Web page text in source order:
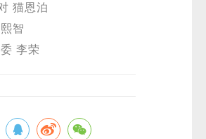
猫恩泊
智
李荣